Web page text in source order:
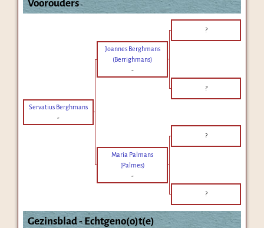
Voorouders
?
Joannes Berghmans
(Berrighmans)
-
?
Servatius Berghmans
-
?
Maria Palmans
(Palmes)
-
?
Gezinsblad - Echtgeno(o)t(e)